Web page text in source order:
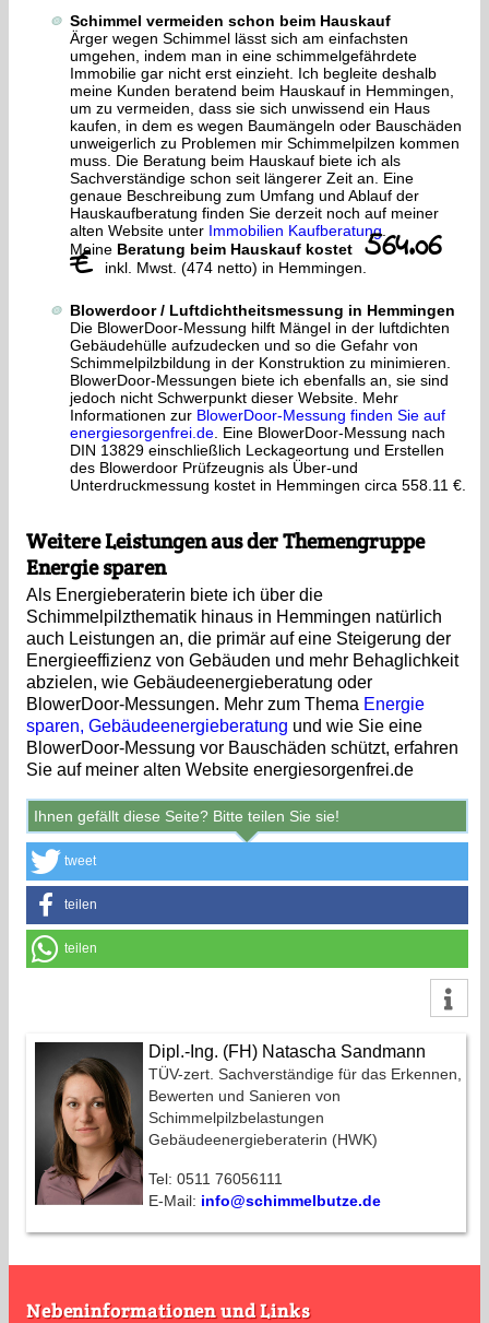
Schimmel vermeiden schon beim Hauskauf
Ärger wegen Schimmel lässt sich am einfachsten
umgehen, indem man in eine schimmelgefährdete
Immobilie gar nicht erst einzieht. Ich begleite deshalb
meine Kunden beratend beim Hauskauf in Hemmingen,
um zu vermeiden, dass sie sich unwissend ein Haus
kaufen, in dem es wegen Baumängeln oder Bauschäden
unweigerlich zu Problemen mir Schimmelpilzen kommen
muss. Die Beratung beim Hauskauf biete ich als
Sachverständige schon seit längerer Zeit an. Eine
genaue Beschreibung zum Umfang und Ablauf der
Hauskaufberatung finden Sie derzeit noch auf meiner
alten Website unter Immobilien Kaufberatung.
Meine Beratung beim Hauskauf kostet564.06
€inkl. Mwst. (474 netto) in Hemmingen.
Blowerdoor / Luftdichtheitsmessung in Hemmingen
Die BlowerDoor-Messung hilft Mängel in der luftdichten
Gebäudehülle aufzudecken und so die Gefahr von
Schimmelpilzbildung in der Konstruktion zu minimieren.
BlowerDoor-Messungen biete ich ebenfalls an, sie sind
jedoch nicht Schwerpunkt dieser Website. Mehr
Informationen zur BlowerDoor-Messung finden Sie auf
energiesorgenfrei.de . Eine BlowerDoor-Messung nach
DIN 13829 einschließlich Leckageortung und Erstellen
des Blowerdoor Prüfzeugnis als Über-und
Unterdruckmessung kostet in Hemmingen circa 558.11 €.
Weitere Leistungen aus der Themengruppe
Energie sparen
Als Energieberaterin biete ich über die
Schimmelpilzthematik hinaus in Hemmingen natürlich
auch Leistungen an, die primär auf eine Steigerung der
Energieeffizienz von Gebäuden und mehr Behaglichkeit
abzielen, wie Gebäudeenergieberatung oder
BlowerDoor-Messungen. Mehr zum Thema Energie
sparen, Gebäudeenergieberatung und wie Sie eine
BlowerDoor-Messung vor Bauschäden schützt, erfahren
Sie auf meiner alten Website energiesorgenfrei.de
Ihnen gefällt diese Seite? Bitte teilen Sie sie!
tweet
teilen
teilen
Dipl.-Ing. (FH) Natascha Sandmann
TÜV-zert. Sachverständige für das Erkennen,
Bewerten und Sanieren von
Schimmelpilzbelastungen
Gebäudeenergieberaterin (HWK)
Tel: 0511 76056111
E-Mail: info@schimmelbutze.de
Nebeninformationen und Links